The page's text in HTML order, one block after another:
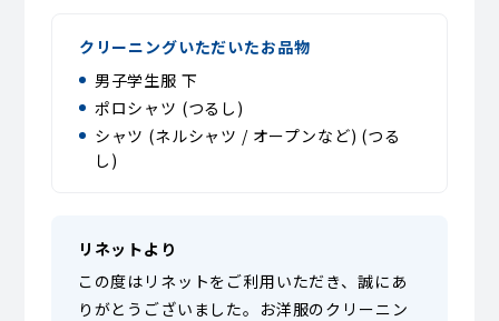
クリーニングいただいたお品物
男子学生服 下
ポロシャツ (つるし)
シャツ (ネルシャツ / オープンなど) (つる
し)
リネットより
この度はリネットをご利用いただき、誠にあ
りがとうございました。お洋服のクリーニン